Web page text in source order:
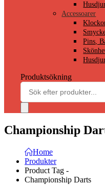
Accessoarer
Pins,
Produktsökning
Championship
Home
Produkter
Product Tag -
Championship Darts